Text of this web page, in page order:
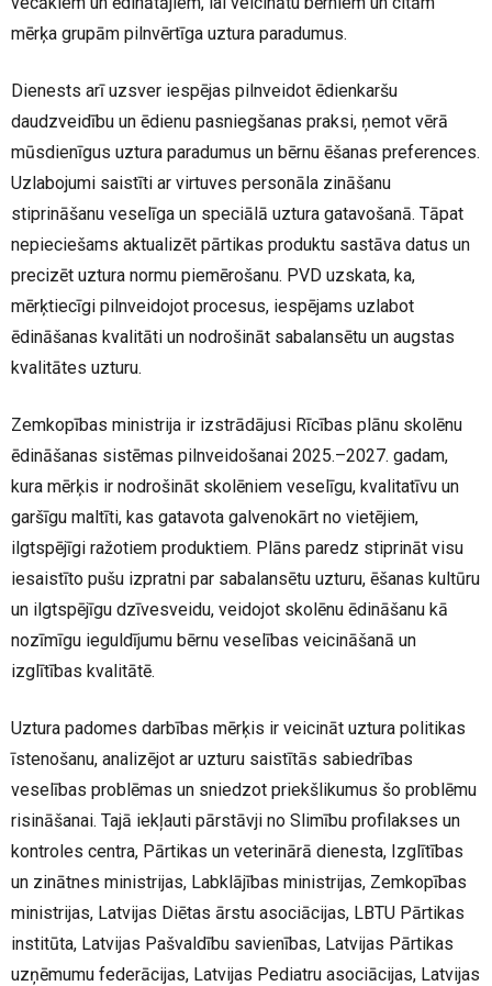
mērķa grupām pilnvērtīga uztura paradumus.
Dienests arī uzsver iespējas pilnveidot ēdienkaršu
daudzveidību un ēdienu pasniegšanas praksi, ņemot vērā
mūsdienīgus uztura paradumus un bērnu ēšanas preferences.
Uzlabojumi saistīti ar virtuves personāla zināšanu
stiprināšanu veselīga un speciālā uztura gatavošanā. Tāpat
nepieciešams aktualizēt pārtikas produktu sastāva datus un
precizēt uztura normu piemērošanu. PVD uzskata, ka,
mērķtiecīgi pilnveidojot procesus, iespējams uzlabot
ēdināšanas kvalitāti un nodrošināt sabalansētu un augstas
kvalitātes uzturu.
Zemkopības ministrija ir izstrādājusi Rīcības plānu skolēnu
ēdināšanas sistēmas pilnveidošanai 2025.–2027. gadam,
kura mērķis ir nodrošināt skolēniem veselīgu, kvalitatīvu un
garšīgu maltīti, kas gatavota galvenokārt no vietējiem,
ilgtspējīgi ražotiem produktiem. Plāns paredz stiprināt visu
iesaistīto pušu izpratni par sabalansētu uzturu, ēšanas kultūru
un ilgtspējīgu dzīvesveidu, veidojot skolēnu ēdināšanu kā
nozīmīgu ieguldījumu bērnu veselības veicināšanā un
izglītības kvalitātē.
Uztura padomes darbības mērķis ir veicināt uztura politikas
īstenošanu, analizējot ar uzturu saistītās sabiedrības
veselības problēmas un sniedzot priekšlikumus šo problēmu
risināšanai. Tajā iekļauti pārstāvji no Slimību profilakses un
kontroles centra, Pārtikas un veterinārā dienesta, Izglītības
un zinātnes ministrijas, Labklājības ministrijas, Zemkopības
ministrijas, Latvijas Diētas ārstu asociācijas, LBTU Pārtikas
institūta, Latvijas Pašvaldību savienības, Latvijas Pārtikas
uzņēmumu federācijas, Latvijas Pediatru asociācijas, Latvijas